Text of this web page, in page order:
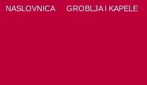
NASLOVNICA GROBLJA I KAPELE